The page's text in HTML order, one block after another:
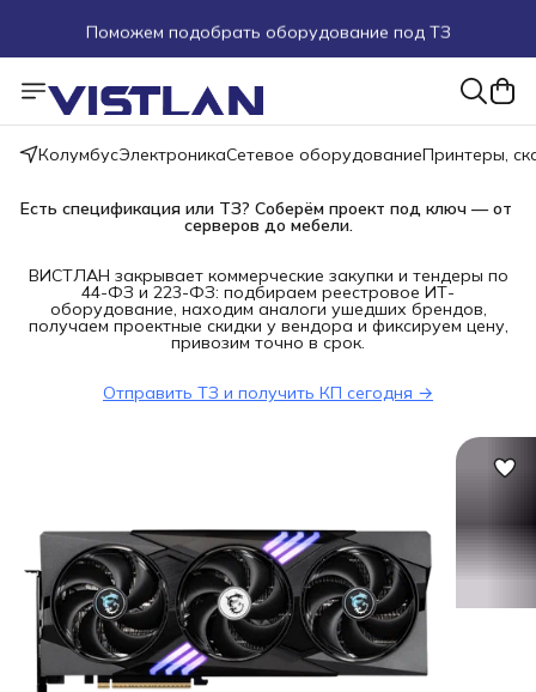
Поможем подобрать оборудование под ТЗ
Пуско-наладочные работы
Пришлите запрос на e-mail или в чат
Более 100 000 позиций в наличии и под заказ
КолумбусЭлектроникаСетевое оборудованиеПринтеры,
Есть спецификация или ТЗ? Соберём проект под ключ — от
серверов до мебели.
ВИСТЛАН закрывает коммерческие закупки и тендеры по
44-ФЗ и 223-ФЗ: подбираем реестровое ИТ-
оборудование, находим аналоги ушедших брендов,
получаем проектные скидки у вендора и фиксируем цену,
привозим точно в срок.
Отправить ТЗ и получить КП сегодня →